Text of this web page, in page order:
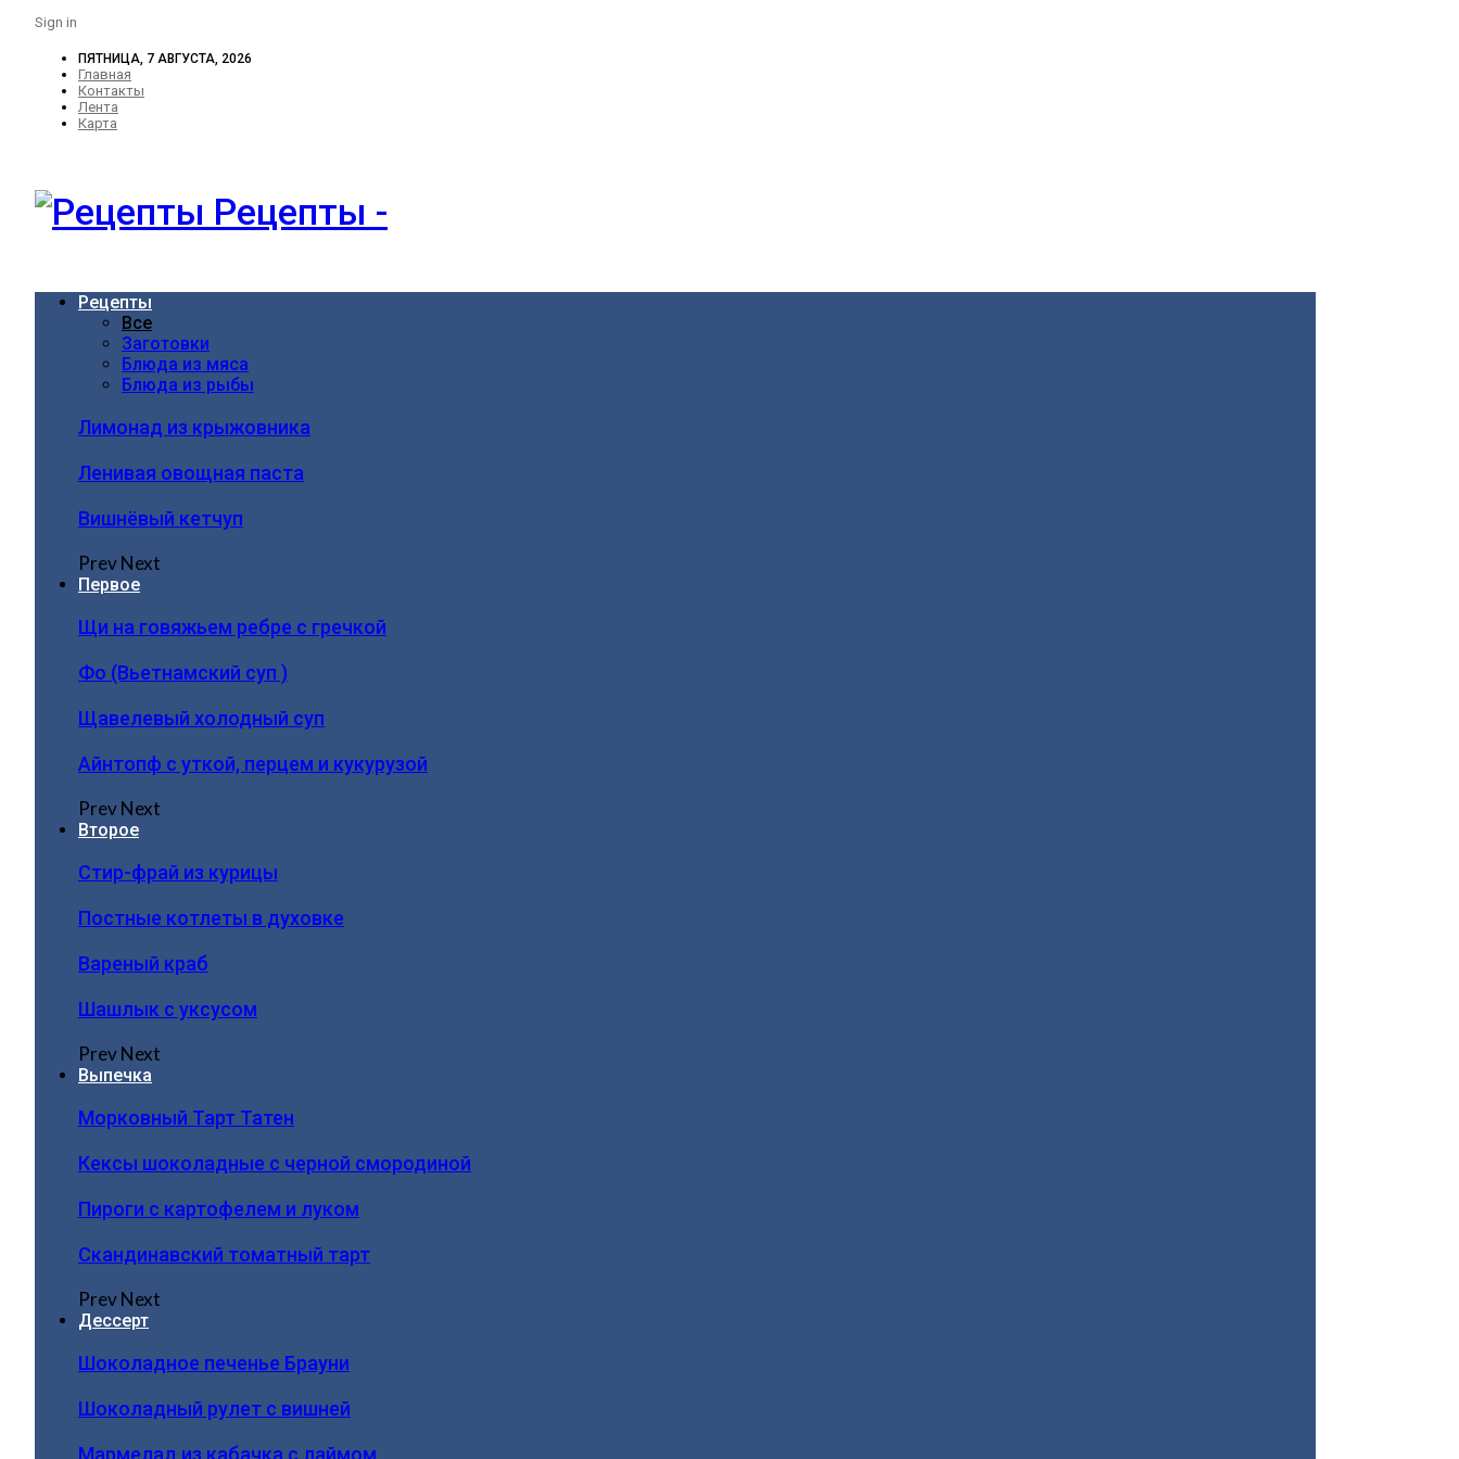
Sign in
ПЯТНИЦА, 7 АВГУСТА, 2026
Главная
Контакты
Лента
Карта
Рецепты -
Рецепты
Все
Заготовки
Блюда из мяса
Блюда из рыбы
Лимонад из крыжовника
Ленивая овощная паста
Вишнёвый кетчуп
PrevNext
Первое
Щи на говяжьем ребре с гречкой
Фо (Вьетнамский суп )
Щавелевый холодный суп
Айнтопф с уткой, перцем и кукурузой
PrevNext
Второе
Стир-фрай из курицы
Постные котлеты в духовке
Вареный краб
Шашлык с уксусом
PrevNext
Выпечка
Морковный Тарт Татен
Кексы шоколадные с черной смородиной
Пироги c картофелем и луком
Скандинавский томатный тарт
PrevNext
Дессерт
Шоколадное печенье Брауни
Шоколадный рулет с вишней
Мармелад из кабачка с лаймом